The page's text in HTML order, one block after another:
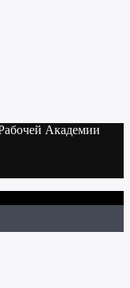
Академии